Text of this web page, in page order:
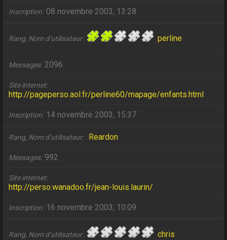
Inscription 08 novembre 2003, 13:28
Rang, Nom d’utilisateur perline
Messages 2096
Site internet
http://pageperso.aol.fr/perline60/mapage/enfants.html
Inscription 14 novembre 2003, 15:37
Rang, Nom d’utilisateur Reardon
Messages 992
Site internet
http://perso.wanadoo.fr/jean-louis.laurin/
Inscription 16 novembre 2003, 10:09
Rang, Nom d’utilisateur chris